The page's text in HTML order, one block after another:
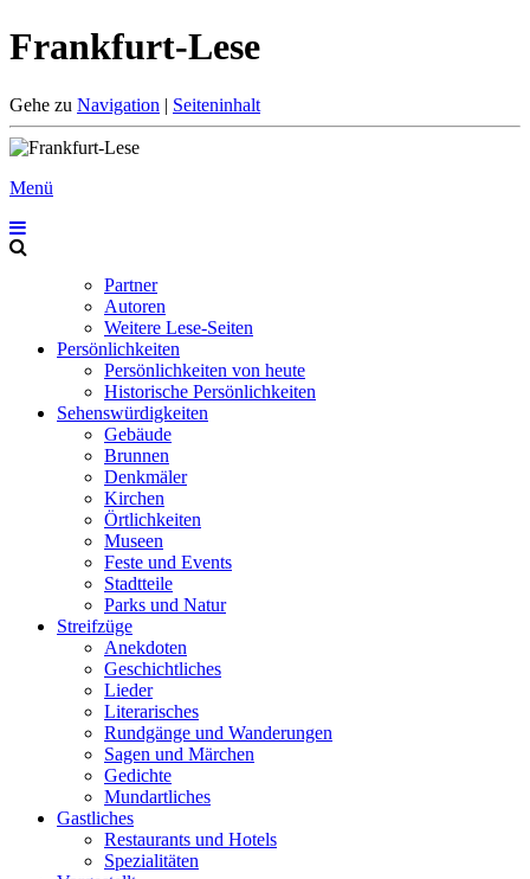
Frankfurt-Lese
Gehe zu Navigation | Seiteninhalt
Menü
Partner
Autoren
Weitere Lese-Seiten
Persönlichkeiten
Persönlichkeiten von heute
Historische Persönlichkeiten
Sehenswürdigkeiten
Gebäude
Brunnen
Denkmäler
Kirchen
Örtlichkeiten
Museen
Feste und Events
Stadtteile
Parks und Natur
Streifzüge
Anekdoten
Geschichtliches
Lieder
Literarisches
Rundgänge und Wanderungen
Sagen und Märchen
Gedichte
Mundartliches
Gastliches
Restaurants und Hotels
Spezialitäten